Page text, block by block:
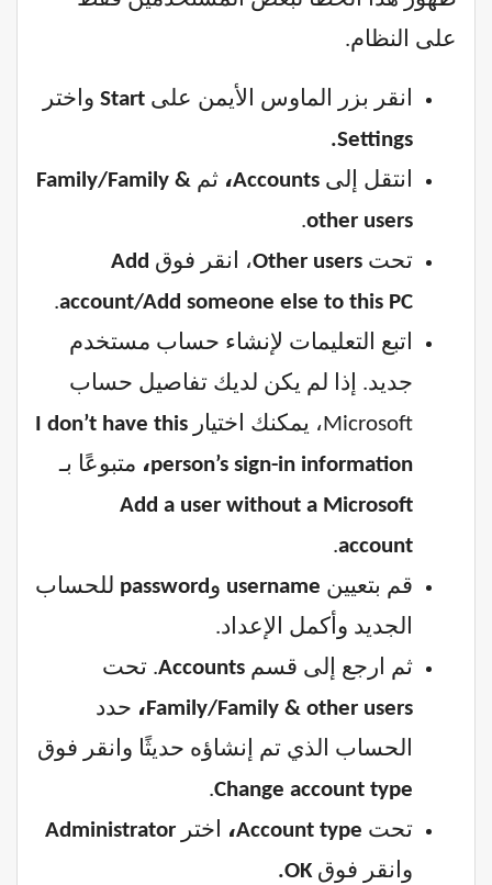
على النظام.
انقر بزر الماوس الأيمن على Start واختر
Settings.
انتقل إلى Accounts، ثم Family/Family &
other users
.
تحت Other users، انقر فوق Add
account/Add someone else to this PC
.
اتبع التعليمات لإنشاء حساب مستخدم
جديد. إذا لم يكن لديك تفاصيل حساب
Microsoft، يمكنك اختيار
I don’t have this
person’s sign-in information،
متبوعًا بـ
Add a user without a Microsoft
account
.
قم بتعيين username وpassword للحساب
الجديد وأكمل الإعداد.
ثم ارجع إلى قسم Accounts. تحت
Family/Family & other users،
حدد
الحساب الذي تم إنشاؤه حديثًا وانقر فوق
Change account type
.
تحت Account type، اختر Administrator
وانقر فوقOK.